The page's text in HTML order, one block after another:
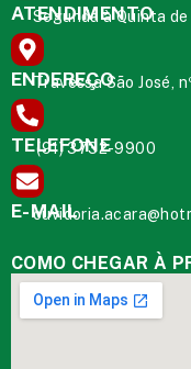
ATENDIMENTO
Segunda à Quinta
ENDEREÇO
Travessa São José,
TELEFONE
(91) 3732-9900
E-MAIL
COMO CHEGAR À